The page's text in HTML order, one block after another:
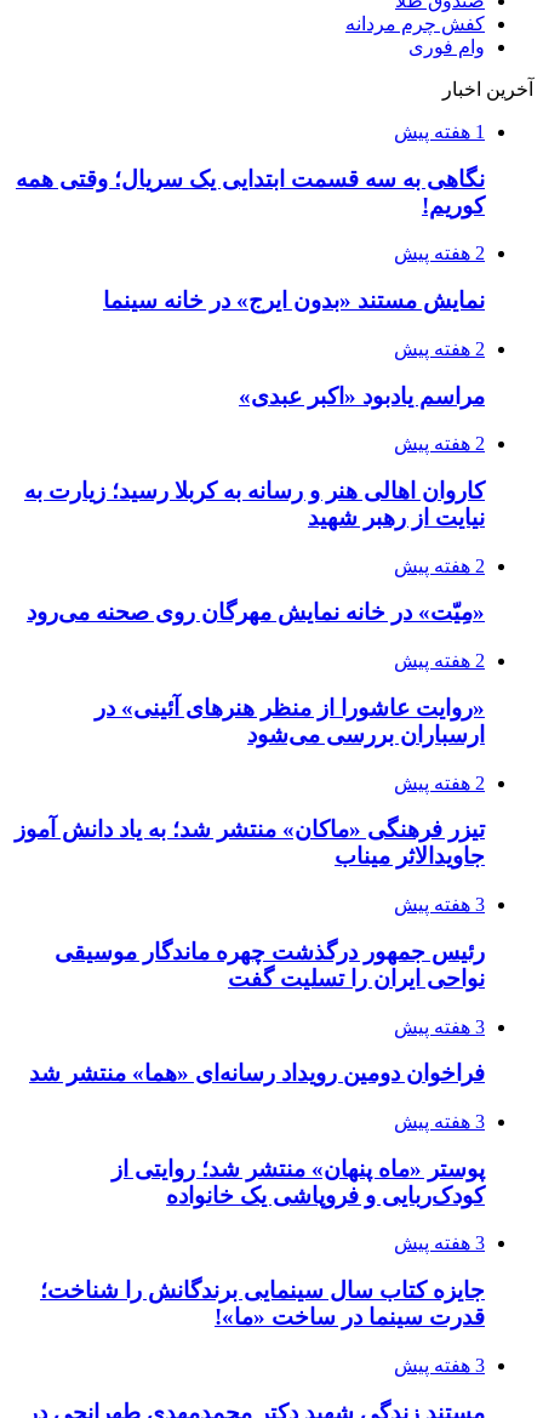
2 هفته پیش
نمایش مستند «بدون ایرج» در خانه سینما
2 هفته پیش
مراسم یادبود «اکبر عبدی»
2 هفته پیش
کاروان اهالی هنر و رسانه به کربلا رسید؛ زیارت به
نیایت از رهبر شهید
2 هفته پیش
«مِیّت» در خانه نمایش مهرگان روی صحنه می‌رود
2 هفته پیش
«روایت عاشورا از منظر هنرهای آئینی» در
ارسباران بررسی می‌شود
2 هفته پیش
تیزر فرهنگی «ماکان» منتشر شد؛ به یاد دانش آموز
جاویدالاثر میناب
رئیس جمهور درگذشت چهره ماندگار موسیقی
نواحی ایران را تسلیت گفت
فراخوان دومین رویداد رسانه‌ای «هما» منتشر شد
3 هفته پیش
پوستر «ماه پنهان» منتشر شد؛ روایتی از
کودک‌ربایی و فروپاشی یک خانواده
3 هفته پیش
جایزه کتاب سال سینمایی برندگانش را شناخت؛
قدرت سینما در ساخت «ما»!
مستند زندگی شهید دکتر محمدمهدی طهرانچی در
شیراز روی پرده می‌رود
«نه مثل هر شب» مسافر ایتالیا شد
3 هفته پیش
اختتامیه نمایشگاه «اتود»